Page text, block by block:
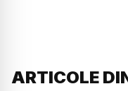
ARTICOLE